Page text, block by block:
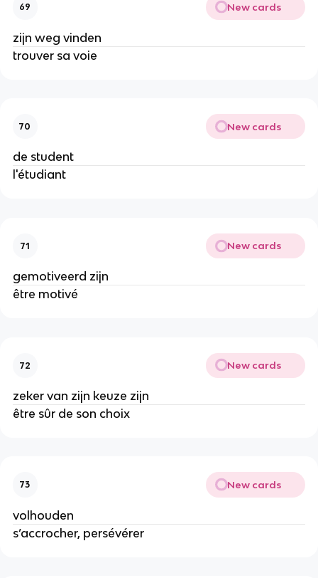
69 New cards
zijn weg vinden
trouver sa voie
70 New cards
de student
l'étudiant
71 New cards
gemotiveerd zijn
être motivé
72 New cards
zeker van zijn keuze zijn
être sûr de son choix
73 New cards
volhouden
s’accrocher, persévérer